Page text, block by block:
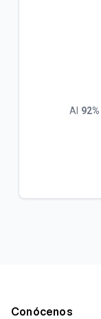
Al 92%
Conócenos